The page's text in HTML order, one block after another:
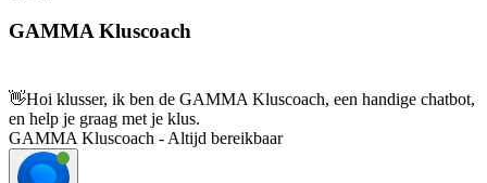
GAMMA Kluscoach
👋Hoi klusser, ik ben de GAMMA Kluscoach, een handige chatbot,
en help je graag met je klus.
GAMMA Kluscoach - Altijd bereikbaar